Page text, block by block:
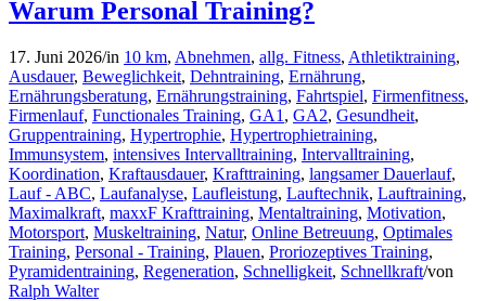
Warum Personal Training?
17. Juni 2026/in 10 km, Abnehmen, allg. Fitness, Athletiktraining,
Ausdauer, Beweglichkeit, Dehntraining, Ernährung,
Ernährungsberatung, Ernährungstraining, Fahrtspiel, Firmenfitness,
Firmenlauf, Functionales Training, GA1 , GA2, Gesundheit,
Gruppentraining, Hypertrophie, Hypertrophietraining,
Immunsystem, intensives Intervalltraining, Intervalltraining,
Koordination, Kraftausdauer, Krafttraining, langsamer Dauerlauf,
Lauf - ABC, Laufanalyse, Laufleistung, Lauftechnik, Lauftraining,
Maximalkraft, maxxF Krafttraining, Mentaltraining, Motivation,
Motorsport, Muskeltraining, Natur, Online Betreuung, Optimales
Training, Personal - Training, Plauen, Proriozeptives Training,
Pyramidentraining, Regeneration, Schnelligkeit, Schnellkraft/von
Ralph Walter